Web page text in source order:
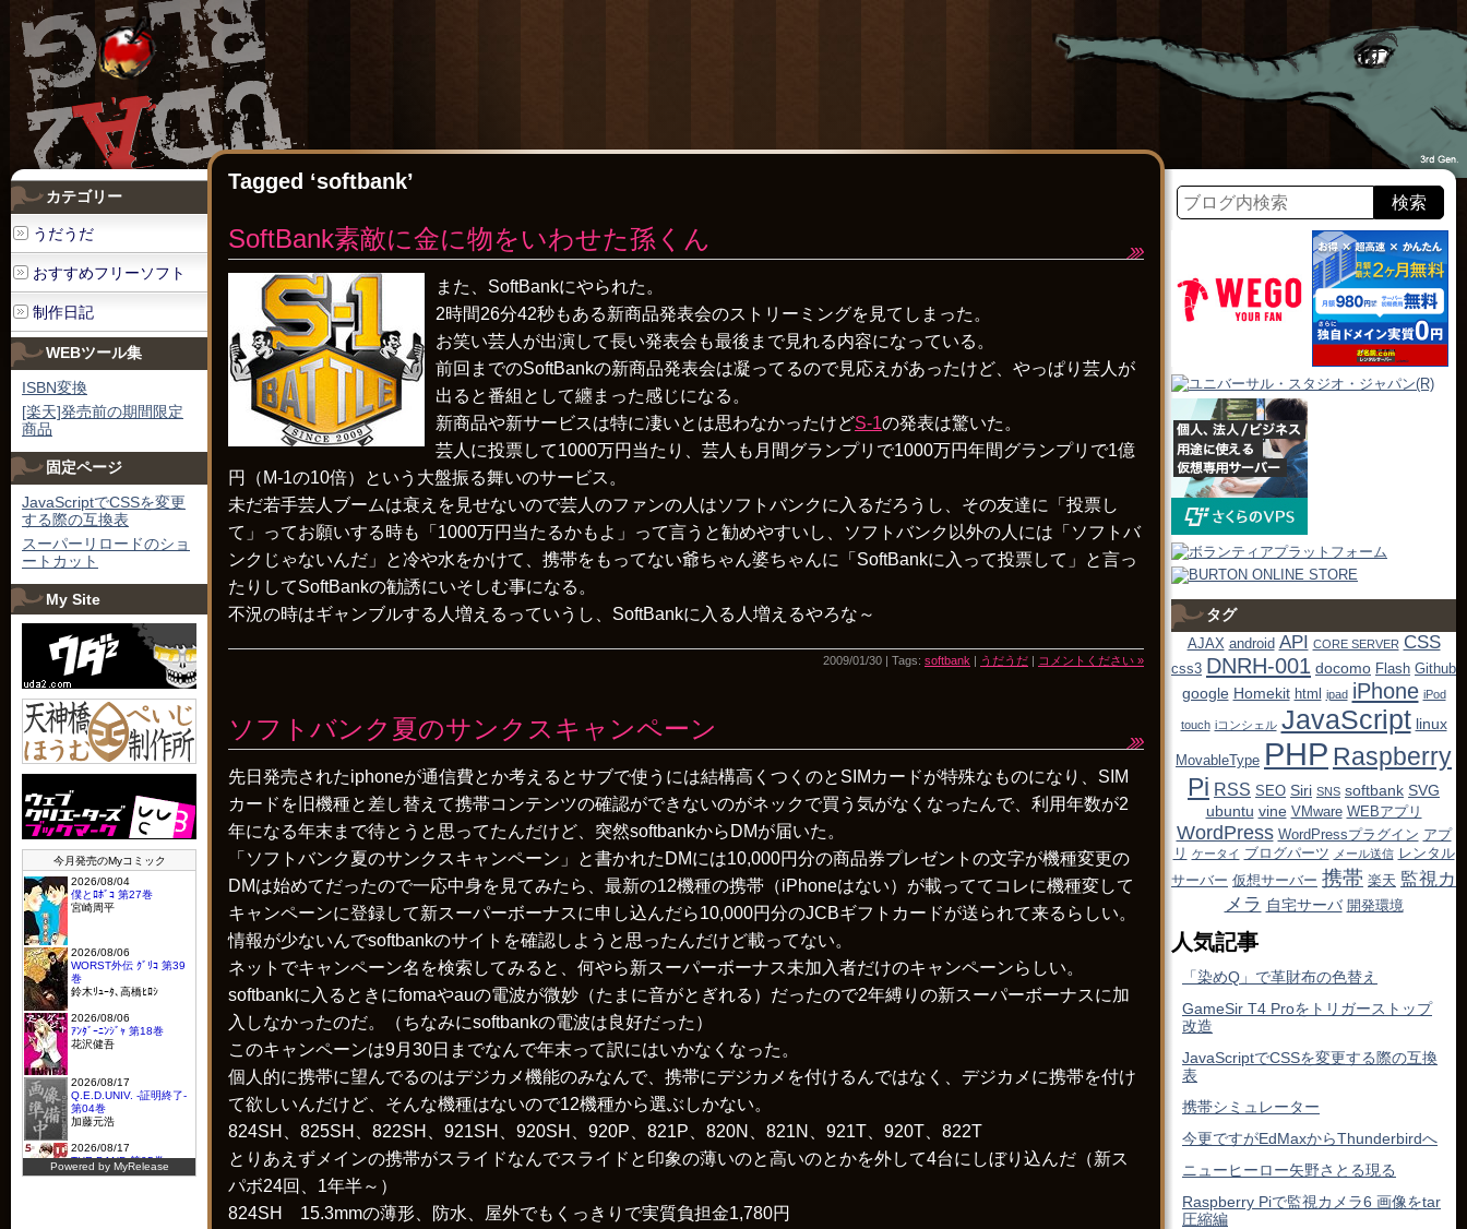
Tagged ‘softbank’
SoftBank素敵に金に物をいわせた孫くん
また、SoftBankにやられた。
2時間26分42秒もある新商品発表会のストリーミングを見てしまった。
お笑い芸人が出演して長い発表会も最後まで見れる内容になっている。
前回までのSoftBankの新商品発表会は凝ってるので見応えがあったけど、やっぱり芸人が
出ると番組として纏まった感じになる。
新商品や新サービスは特に凄いとは思わなかったけどS-1の発表は驚いた。
芸人に投票して1000万円当たり、芸人も月間グランプリで1000万円年間グランプリで1億
円（M-1の10倍）という大盤振る舞いのサービス。
未だ若手芸人ブームは衰えを見せないので芸人のファンの人はソフトバンクに入るだろうし、その友達に「投票し
て」ってお願いする時も「1000万円当たるかもよ」って言うと勧めやすいし、ソフトバンク以外の人には「ソフトバ
ンクじゃないんだ」と冷や水をかけて、携帯をもってない爺ちゃん婆ちゃんに「SoftBankに入って投票して」と言っ
たりしてSoftBankの勧誘にいそしむ事になる。
不況の時はギャンブルする人増えるっていうし、SoftBankに入る人増えるやろな～
2009/01/30 | Tags: softbank | うだうだ | コメントください »
ソフトバンク夏のサンクスキャンペーン
先日発売されたiphoneが通信費とか考えるとサブで使うには結構高くつくのとSIMカードが特殊なものになり、SIM
カードを旧機種と差し替えて携帯コンテンツの確認ができないのがネックで買う気がなくなったんで、利用年数が2
年になる年末まで待とうと思ってたんだけど、突然softbankからDMが届いた。
「ソフトバンク夏のサンクスキャンペーン」と書かれたDMには10,000円分の商品券プレゼントの文字が機種変更の
DMは始めてだったので一応中身を見てみたら、最新の12機種の携帯（iPhoneはない）が載っててコレに機種変して
キャンペーンに登録して新スーパーボーナスに申し込んだら10,000円分のJCBギフトカードが送られて来るらしい。
情報が少ないんでsoftbankのサイトを確認しようと思ったんだけど載ってない。
ネットでキャンペーン名を検索してみると、何やら新スーパーボーナス未加入者だけのキャンペーンらしい。
softbankに入るときにfomaやauの電波が微妙（たまに音がとぎれる）だったので2年縛りの新スーパーボーナスに加
入しなかったのだ。（ちなみにsoftbankの電波は良好だった）
このキャンペーンは9月30日までなんで年末って訳にはいかなくなった。
個人的に携帯に望んでるのはデジカメ機能のみなんで、携帯にデジカメを付けるんではなく、デジカメに携帯を付け
て欲しいんだけど、そんな機種はないので12機種から選ぶしかない。
824SH、825SH、822SH、921SH、920SH、920P、821P、820N、821N、921T、920T、822T
とりあえずメインの携帯がスライドなんでスライドと印象の薄いのと高いのとかを外して4台にしぼり込んだ（新ス
パボ24回、1年半～）
824SH 15.3mmの薄形、防水、屋外でもくっきりで実質負担金1,780円
カテゴリー
うだうだ
おすすめフリーソフト
制作日記
WEBツール集
ISBN変換
[楽天]発売前の期間限定
商品
固定ページ
JavaScriptでCSSを変更
する際の互換表
スーパーリロードのショ
ートカット
My Site
タグ
AJAX android API CORE SERVER CSS
css3 DNRH-001 docomo Flash Github
google Homekit html ipad iPhone iPod
touch iコンシェル JavaScript linux
MovableType PHP Raspberry
Pi RSS SEO Siri SNS softbank SVG
ubuntu vine VMware WEBアプリ
WordPress WordPressプラグイン アプ
リ ケータイ ブログパーツ メール送信 レンタル
サーバー 仮想サーバー 携帯 楽天 監視カ
メラ 自宅サーバ 開発環境
人気記事
「染めQ」で革財布の色替え
GameSir T4 Proをトリガーストップ
改造
JavaScriptでCSSを変更する際の互換
表
携帯シミュレーター
今更ですがEdMaxからThunderbirdへ
ニューヒーロー矢野さとる現る
Raspberry Piで監視カメラ6 画像をtar
圧縮編